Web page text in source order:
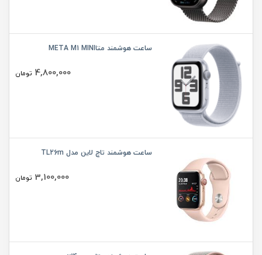
ساعت هوشمند متاMETA M1 MINI
4,800,000 تومان
ساعت هوشمند تاچ لاین مدل TL26m
3,100,000 تومان